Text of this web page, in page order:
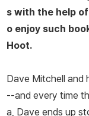
s with the help
o enjoy such
Hoot.
Dave Mitchell and
--and every time
a, Dave ends up